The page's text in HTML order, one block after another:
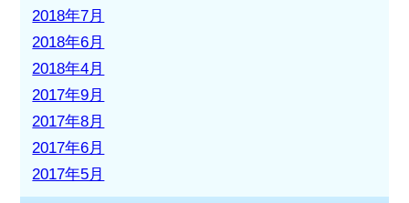
2018年7月
2018年6月
2018年4月
2017年9月
2017年8月
2017年6月
2017年5月